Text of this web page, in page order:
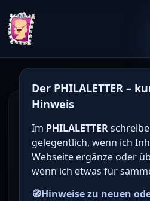
Der PHILALETTER –
Hinweis
Im PHILALETTER
gelegentlich, wenn ich
Webseite ergänze oder
wenn ich etwas für
🧭Hinweise zu neuen
Den
deutschen
online
ermitteln